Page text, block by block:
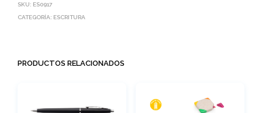
SKU: ES0917
CATEGORÍA: ESCRITURA
PRODUCTOS RELACIONADOS